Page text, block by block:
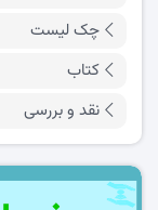
چک لیست
کتاب
نقد و بررسی